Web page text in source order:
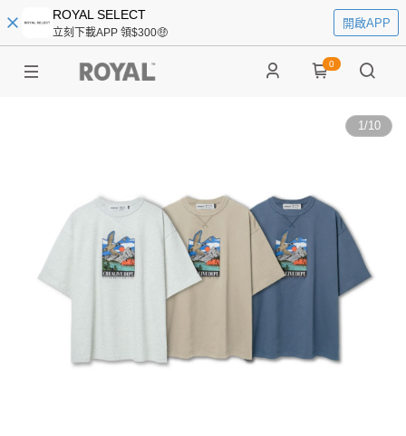
ROYAL SELECT
立刻下載APP 領$300🤑
開啟APP
0
1/10